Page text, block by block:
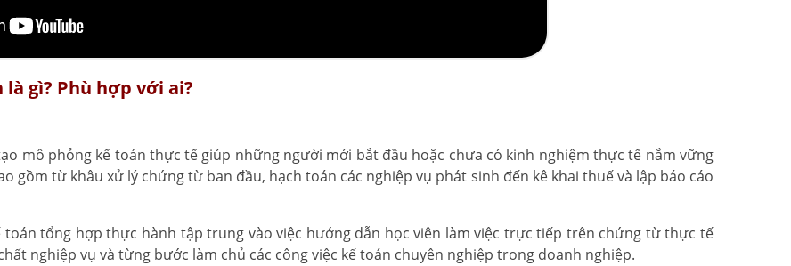
gì? Phù hợp với ai?
mô phỏng kế toán thực tế giúp những người mới bắt đầu hoặc chưa có kinh nghiệm thực tế nắm vững
gồm từ khâu xử lý chứng từ ban đầu, hạch toán các nghiệp vụ phát sinh đến kê khai thuế và lập báo cáo
toán tổng hợp thực hành tập trung vào việc hướng dẫn học viên làm việc trực tiếp trên chứng từ thực tế
nghiệp vụ và từng bước làm chủ các công việc kế toán chuyên nghiệp trong doanh nghiệp.